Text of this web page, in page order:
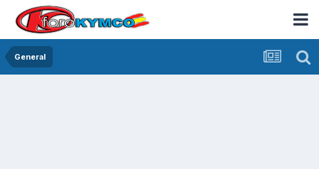
General